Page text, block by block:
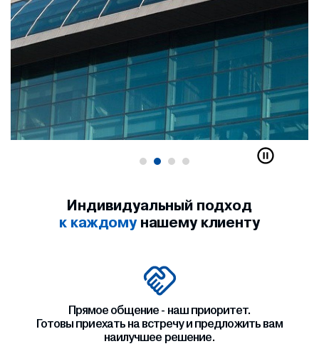
Индивидуальный подход
к каждомунашему клиенту
Прямое общение - наш приоритет.
Готовы приехать на встречу и предложить вам
наилучшее решение.